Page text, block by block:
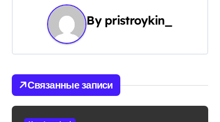
ц
и
я
п
By pristroykin_
Связанные записи